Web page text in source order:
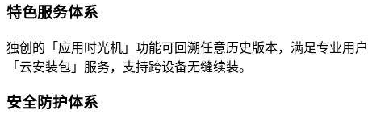
特色服务体系
独创的「应用时光机」功能可回溯任意历史版本，满足专业用
「云安装包」服务，支持跨设备无缝续装。
安全防护体系